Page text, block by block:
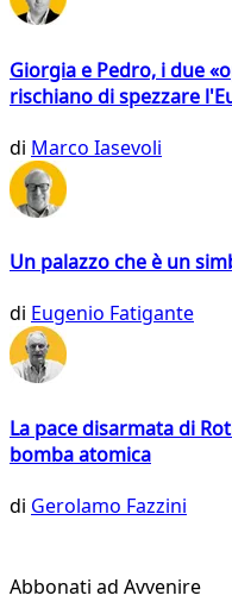
Giorgia e Pedro, i due
rischiano di spezzare
di Marco Iasevoli
Un palazzo che è un
di Eugenio Fatigante
La pace disarmata di
bomba atomica
di Gerolamo Fazzini
Abbonati ad Avvenire